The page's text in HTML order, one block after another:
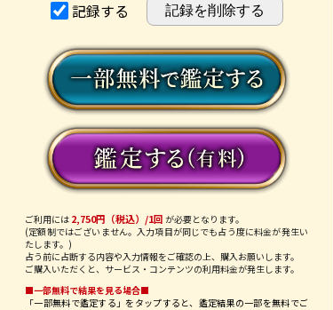
記録する
ご利用には 2,750円（税込）/1回 が必要となります。
(定額制ではございません。入力項目が同じでも占う度に料金が発生い
たします。)
占う前に占断する内容や入力情報をご確認の上、購入お願いします。
ご購入いただくと、サービス・コンテンツの利用料金が発生します。
■一部無料で結果を見る場合■
「一部無料で鑑定する」を タップすると、鑑定結果の一部を無料でご